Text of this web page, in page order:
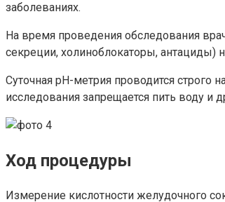
заболеваниях.
На время проведения обследования
секреции, холиноблокаторы, антациды)
Суточная рН-метрия проводится
исследования запрещается пить воду и
Ход процедуры
Измерение кислотности желудочного